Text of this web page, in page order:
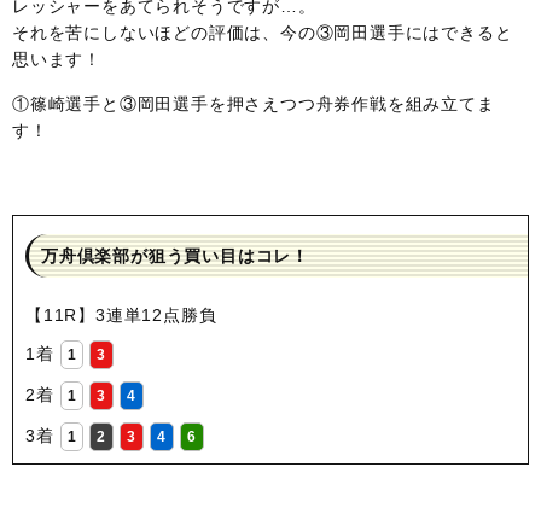
レッシャーをあてられそうですが…。
それを苦にしないほどの評価は、今の③岡田選手にはできると
思います！
①篠崎選手と③岡田選手を押さえつつ舟券作戦を組み立てま
す！
万舟倶楽部が狙う買い目はコレ！
【11R】3連単12点勝負
1着
1 3
2着 1 3 4
3着 1 2 3 4 6